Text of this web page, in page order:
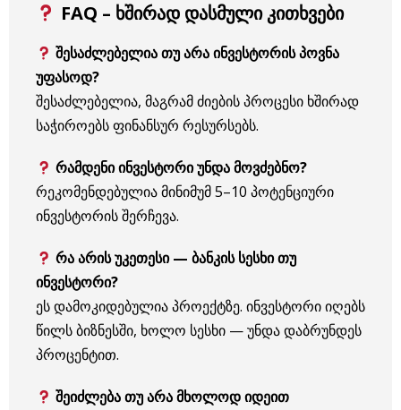
FAQ – ხშირად დასმული კითხვები
შესაძლებელია თუ არა ინვესტორის პოვნა
უფასოდ?
შესაძლებელია, მაგრამ ძიების პროცესი ხშირად
საჭიროებს ფინანსურ რესურსებს.
რამდენი ინვესტორი უნდა მოვძებნო?
რეკომენდებულია მინიმუმ 5–10 პოტენციური
ინვესტორის შერჩევა.
რა არის უკეთესი — ბანკის სესხი თუ
ინვესტორი?
ეს დამოკიდებულია პროექტზე. ინვესტორი იღებს
წილს ბიზნესში, ხოლო სესხი — უნდა დაბრუნდეს
პროცენტით.
შეიძლება თუ არა მხოლოდ იდეით